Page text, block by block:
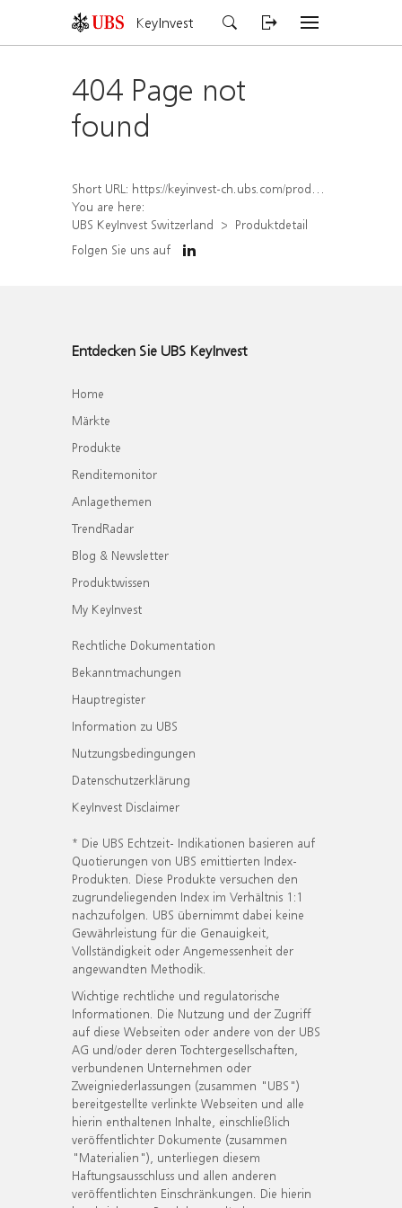
KeyInvest
404 Page not
found
Short URL: https://keyinvest-ch.ubs.com/produkt/detail/index/isin/CH1565643744
You are here:
UBS KeyInvest Switzerland
Produktdetail
Folgen Sie uns auf
Entdecken Sie UBS KeyInvest
Home
Märkte
Produkte
Renditemonitor
Anlagethemen
TrendRadar
Blog & Newsletter
Produktwissen
My KeyInvest
Rechtliche Dokumentation
Bekanntmachungen
Hauptregister
Information zu UBS
Nutzungsbedingungen
Datenschutzerklärung
KeyInvest Disclaimer
* Die UBS Echtzeit- Indikationen basieren auf
Quotierungen von UBS emittierten Index-
Produkten. Diese Produkte versuchen den
zugrundeliegenden Index im Verhältnis 1:1
nachzufolgen. UBS übernimmt dabei keine
Gewährleistung für die Genauigkeit,
Vollständigkeit oder Angemessenheit der
angewandten Methodik.
Wichtige rechtliche und regulatorische
Informationen. Die Nutzung und der Zugriff
auf diese Webseiten oder andere von der UBS
AG und/oder deren Tochtergesellschaften,
verbundenen Unternehmen oder
Zweigniederlassungen (zusammen "UBS")
bereitgestellte verlinkte Webseiten und alle
hierin enthaltenen Inhalte, einschließlich
veröffentlichter Dokumente (zusammen
"Materialien"), unterliegen diesem
Haftungsausschluss und allen anderen
veröffentlichten Einschränkungen. Die hierin